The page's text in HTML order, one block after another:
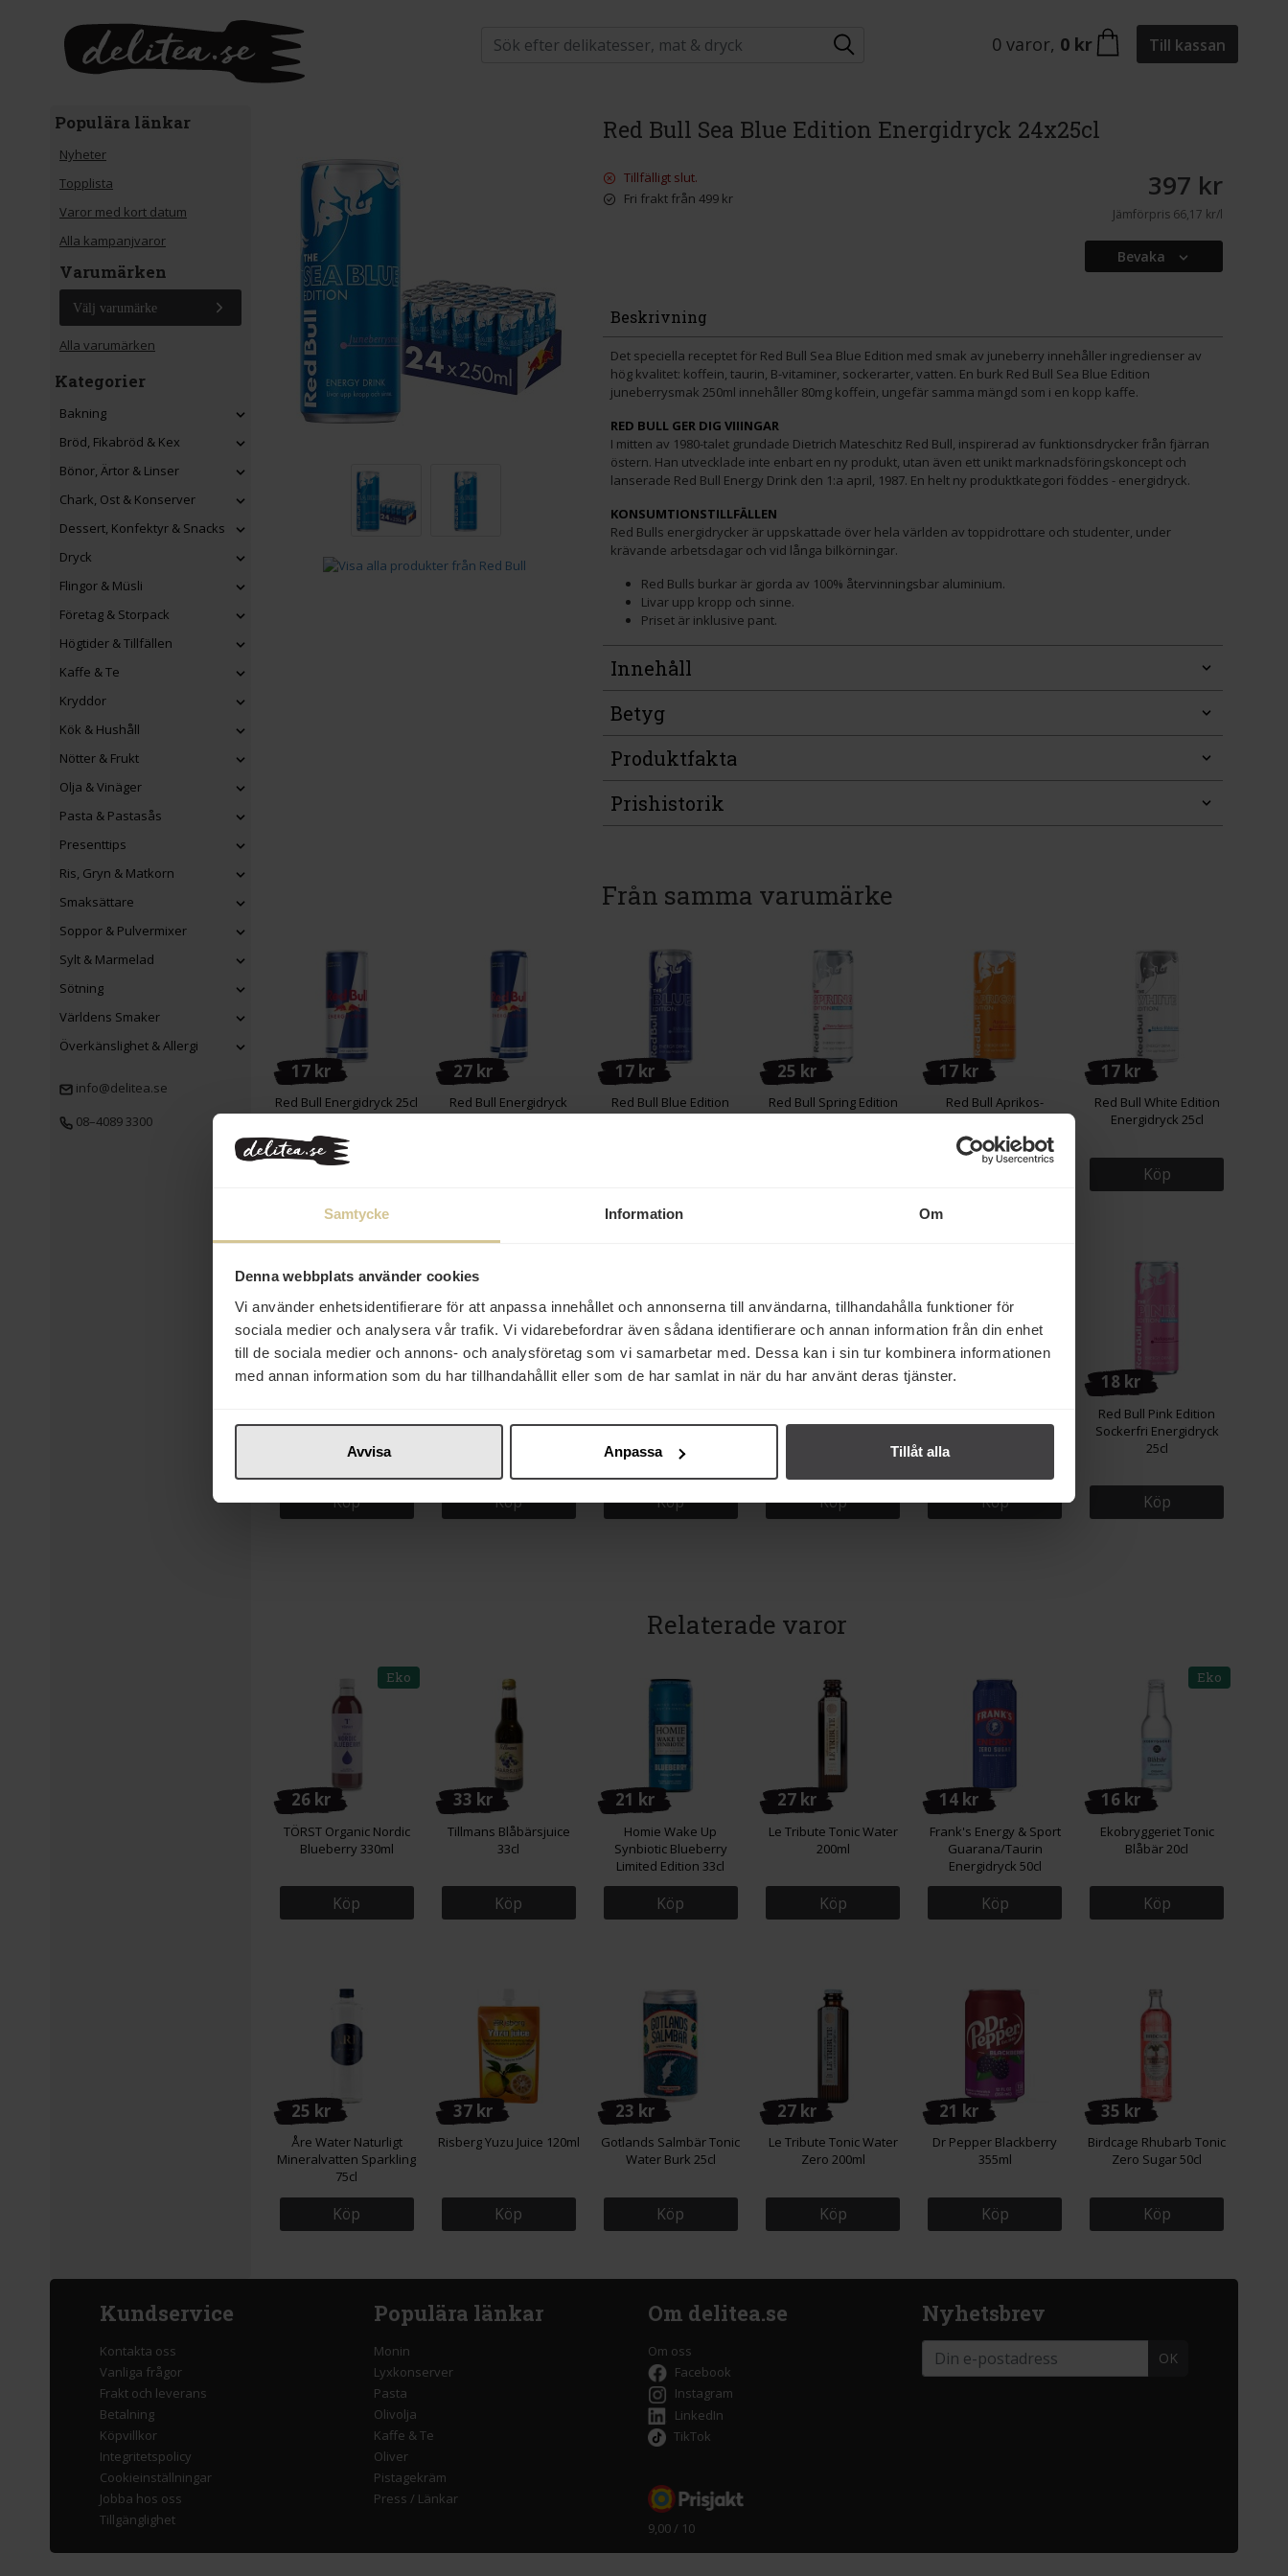
Samtycke Information Om
Denna webbplats använder cookies
Vi använder enhetsidentifierare för att anpassa innehållet och annonserna till användarna, tillhandahålla funktioner för
sociala medier och analysera vår trafik. Vi vidarebefordrar även sådana identifierare och annan information från din enhet
till de sociala medier och annons- och analysföretag som vi samarbetar med. Dessa kan i sin tur kombinera informationen
med annan information som du har tillhandahållit eller som de har samlat in när du har använt deras tjänster.
Avvisa Anpassa Tillåt alla
0 varor, 0 kr Till kassan
Populära länkar
Nyheter
Topplista
Varor med kort datum
Alla kampanjvaror
Varumärken
Välj varumärke
Alla varumärken
Kategorier
Bakning
Bröd, Fikabröd & Kex
Bönor, Ärtor & Linser
Chark, Ost & Konserver
Dessert, Konfektyr & Snacks
Dryck
Flingor & Müsli
Företag & Storpack
Högtider & Tillfällen
Kaffe & Te
Kryddor
Kök & Hushåll
Nötter & Frukt
Olja & Vinäger
Pasta & Pastasås
Presenttips
Ris, Gryn & Matkorn
Smaksättare
Soppor & Pulvermixer
Sylt & Marmelad
Sötning
Världens Smaker
Överkänslighet & Allergi
info@delitea.se
08–4089 3300
Red Bull Sea Blue Edition Energidryck 24x25cl
Tillfälligt slut.
Fri frakt från 499 kr
397 kr
Jämförpris66,17 kr/l
Bevaka
Beskrivning
Det speciella receptet för Red Bull Sea Blue Edition med smak av juneberry innehåller ingredienser av
hög kvalitet: koffein, taurin, B-vitaminer, sockerarter, vatten. En burk Red Bull Sea Blue Edition
juneberrysmak 250ml innehåller 80mg koffein, ungefär samma mängd som i en kopp kaffe.
RED BULL GER DIG VIIINGAR
I mitten av 1980-talet grundade Dietrich Mateschitz Red Bull, inspirerad av funktionsdrycker från fjärran
östern. Han utvecklade inte enbart en ny produkt, utan även ett unikt marknadsföringskoncept och
lanserade Red Bull Energy Drink den 1:a april, 1987. En helt ny produktkategori föddes - energidryck.
KONSUMTIONSTILLFÄLLEN
Red Bulls energidrycker är uppskattade över hela världen av toppidrottare och studenter, under
krävande arbetsdagar och vid långa bilkörningar.
Red Bulls burkar är gjorda av 100% återvinningsbar aluminium.
Livar upp kropp och sinne.
Priset är inklusive pant.
Innehåll
Betyg
Produktfakta
Prishistorik
Från samma varumärke
17 kr
Red Bull Energidryck 25cl
27 kr
Red Bull Energidryck
473ml
17 kr
Red Bull Blue Edition
Energidryck 25cl
25 kr
Red Bull Spring Edition
Sockerfri Energidryck
17 kr
Red Bull Aprikos-
Jordgubb Energidryck
25cl
17 kr
Red Bull White Edition
Energidryck 25cl
Köp
17 kr
Energidryck 25cl
Köp
18 kr
Pink Grapefruit &
Köp
18 kr
Sockerfri Energidryck
25cl
Köp
180 kr
Köp
17 kr
Köp
18 kr
Red Bull Pink Edition
Sockerfri Energidryck
25cl
Köp
Relaterade varor
26 kr
Eko
TÖRST Organic Nordic
Blueberry 330ml
Köp
33 kr
Tillmans Blåbärsjuice
33cl
Köp
21 kr
Homie Wake Up
Synbiotic Blueberry
Limited Edition 33cl
Köp
27 kr
Le Tribute Tonic Water
200ml
Köp
14 kr
Frank's Energy & Sport
Guarana/Taurin
Energidryck 50cl
Köp
16 kr
Eko
Ekobryggeriet Tonic
Blåbär 20cl
Köp
25 kr
Åre Water Naturligt
Mineralvatten Sparkling
75cl
Köp
37 kr
Risberg Yuzu Juice 120ml
Köp
23 kr
Gotlands Salmbär Tonic
Water Burk 25cl
Köp
27 kr
Le Tribute Tonic Water
Zero 200ml
Köp
21 kr
Dr Pepper Blackberry
355ml
Köp
35 kr
Birdcage Rhubarb Tonic
Zero Sugar 50cl
Köp
Kundservice
Kontakta oss
Vanliga frågor
Frakt och leverans
Betalning
Köpvillkor
Integritetspolicy
Cookieinställningar
Jobba hos oss
Tillgänglighet
Populära länkar
Monin
Lyxkonserver
Pasta
Olivolja
Kaffe & Te
Oliver
Pistagekräm
Press / Länkar
Om delitea.se
Om oss
Facebook
Instagram
LinkedIn
TikTok
9,00 / 10
Nyhetsbrev
OK